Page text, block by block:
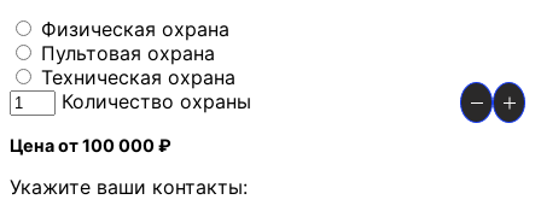
Физическая охрана
Пультовая охрана
Техническая охрана
Количество охраны
Цена от 100 000 ₽
Укажите ваши контакты: